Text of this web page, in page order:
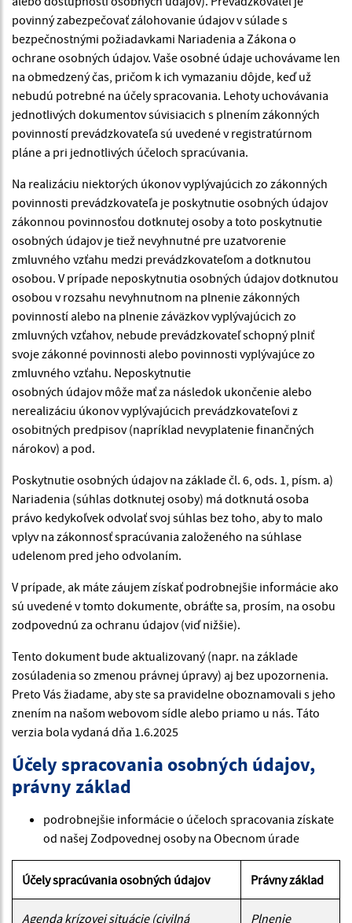
povinný zabezpečovať zálohovanie údajov v súlade s
bezpečnostnými požiadavkami Nariadenia a Zákona o
ochrane osobných údajov. Vaše osobné údaje uchovávame len
na obmedzený čas, pričom k ich vymazaniu dôjde, keď už
nebudú potrebné na účely spracovania. Lehoty uchovávania
jednotlivých dokumentov súvisiacich s plnením zákonných
povinností prevádzkovateľa sú uvedené v registratúrnom
pláne a pri jednotlivých účeloch spracúvania.
Na realizáciu niektorých úkonov vyplývajúcich zo zákonných
povinnosti prevádzkovateľa je poskytnutie osobných údajov
zákonnou povinnosťou dotknutej osoby a toto poskytnutie
osobných údajov je tiež nevyhnutné pre uzatvorenie
zmluvného vzťahu medzi prevádzkovateľom a dotknutou
osobou. V prípade neposkytnutia osobných údajov dotknutou
osobou v rozsahu nevyhnutnom na plnenie zákonných
povinností alebo na plnenie záväzkov vyplývajúcich zo
zmluvných vzťahov, nebude prevádzkovateľ schopný plniť
svoje zákonné povinnosti alebo povinnosti vyplývajúce zo
zmluvného vzťahu. Neposkytnutie
osobných údajov môže mať za následok ukončenie alebo
nerealizáciu úkonov vyplývajúcich prevádzkovateľovi z
osobitných predpisov (napríklad nevyplatenie finančných
nárokov) a pod.
Poskytnutie osobných údajov na základe čl. 6, ods. 1, písm. a)
Nariadenia (súhlas dotknutej osoby) má dotknutá osoba
právo kedykoľvek odvolať svoj súhlas bez toho, aby to malo
vplyv na zákonnosť spracúvania založeného na súhlase
udelenom pred jeho odvolaním.
V prípade, ak máte záujem získať podrobnejšie informácie ako
sú uvedené v tomto dokumente, obráťte sa, prosím, na osobu
zodpovednú za ochranu údajov (viď nižšie).
Tento dokument bude aktualizovaný (napr. na základe
zosúladenia so zmenou právnej úpravy) aj bez upozornenia.
Preto Vás žiadame, aby ste sa pravidelne oboznamovali s jeho
znením na našom webovom sídle alebo priamo u nás. Táto
verzia bola vydaná dňa 1.6.2025
Účely spracovania osobných údajov,
právny základ
podrobnejšie informácie o účeloch spracovania získate
od našej Zodpovednej osoby na Obecnom úrade
Účely spracúvania osobných údajov Právny základ
Agenda krízovej situácie (civilná Plnenie